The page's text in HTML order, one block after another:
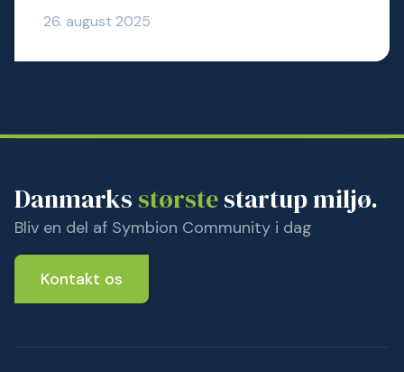
26. august 2025
Danmarks størstestartup miljø.
Bliv en del af Symbion Community i dag
Kontakt os